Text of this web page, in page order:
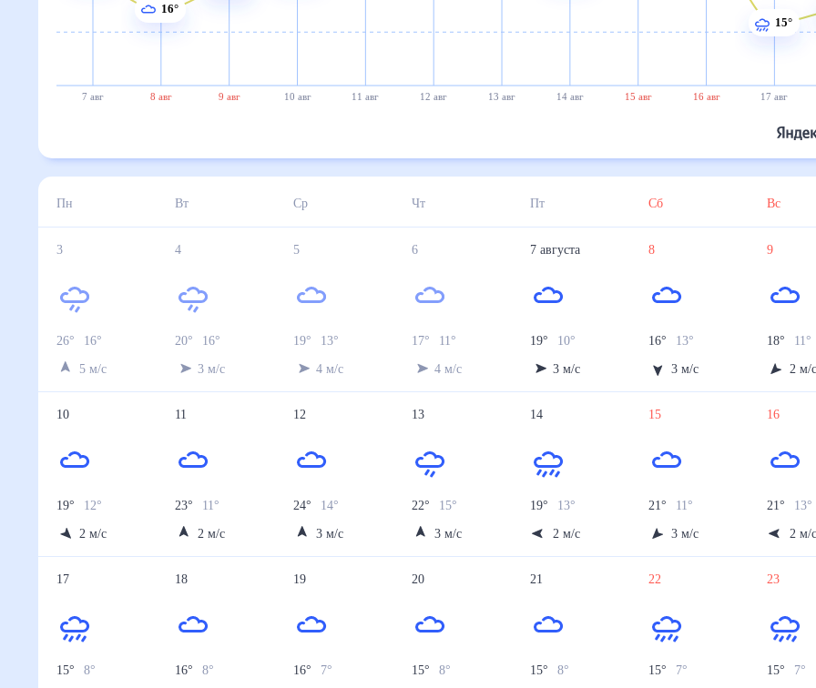
7 авг 8 авг 9 авг 10 авг 11 авг 12 авг 13 авг 14 авг 15 авг 16 авг 17 авг
16°
15°
Пн Вт Ср Чт Пт Сб Вс
3
26° 16°
5 м/с
4
20° 16°
3 м/с
5
19° 13°
4 м/с
6
17° 11°
4 м/с
7 августа
19° 10°
3 м/с
8
16° 13°
3 м/с
9
18° 11°
2 м/
10
19° 12°
2 м/с
11
23° 11°
2 м/с
12
24° 14°
3 м/с
13
22° 15°
3 м/с
14
19° 13°
2 м/с
15
21° 11°
3 м/с
16
21° 13°
2 м/
17
15° 8°
18
16° 8°
19
16° 7°
20
15° 8°
21
15° 8°
22
15° 7°
23
15° 7°